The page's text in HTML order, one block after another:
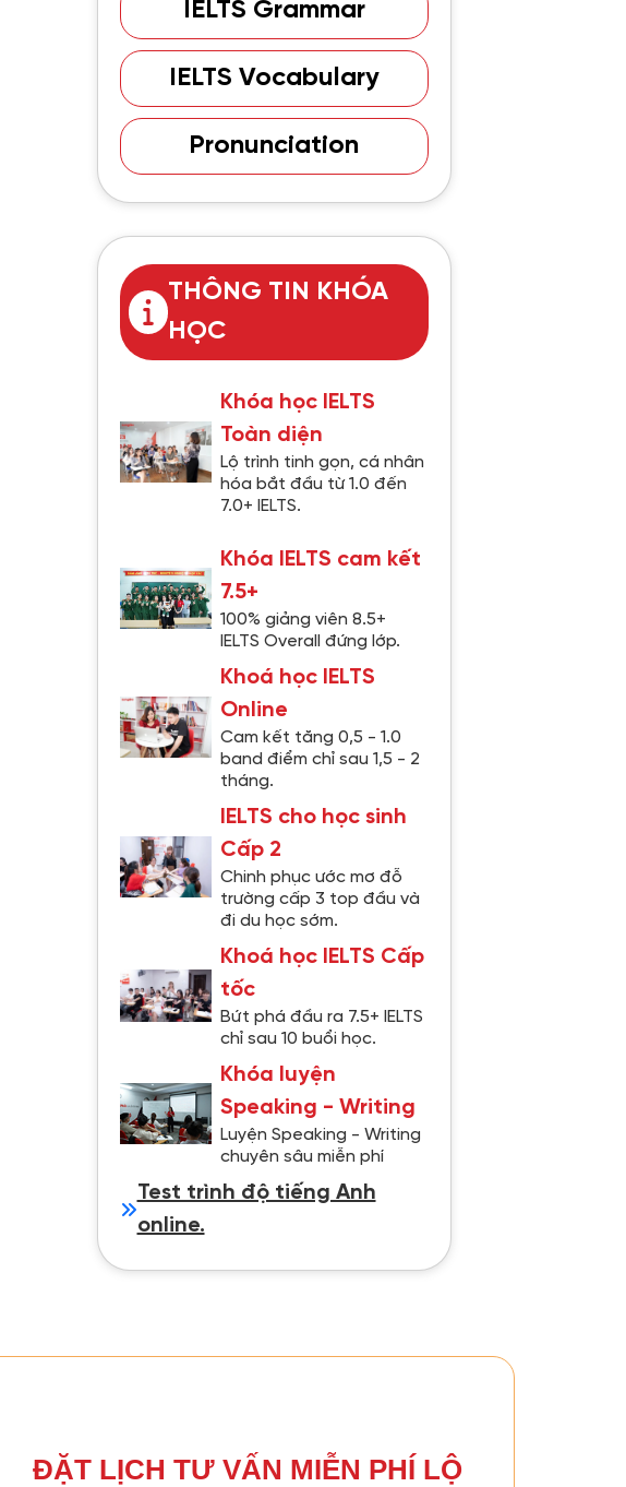
IELTS Grammar
IELTS Vocabulary
Pronunciation
THÔNG TIN KHÓA
HỌC
Khóa học IELTS
Toàn diện
Lộ trình tinh gọn, cá nhân
hóa bắt đầu từ 1.0 đến
7.0+ IELTS.
Khóa IELTS cam kết
7.5+
100% giảng viên 8.5+
IELTS Overall đứng lớp.
Khoá học IELTS
Online
Cam kết tăng 0,5 - 1.0
band điểm chỉ sau 1,5 - 2
tháng.
IELTS cho học sinh
Cấp 2
Chinh phục ước mơ đỗ
trường cấp 3 top đầu và
đi du học sớm.
Khoá học IELTS Cấp
tốc
Bứt phá đầu ra 7.5+ IELTS
chỉ sau 10 buổi học.
Khóa luyện
Speaking - Writing
Luyện Speaking - Writing
chuyên sâu miễn phí
Test trình độ tiếng Anh
online.
ĐẶT LỊCH TƯ VẤN MIỄN PHÍ LỘ